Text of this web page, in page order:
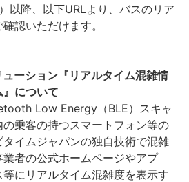
以降、以下URLより、バスのリア
認いただけます。
ーション『リアルタイム混雑情
について
Low Energy（BLE）スキャ
乗客の持つスマートフォン等の
イムジャパンの独自技術で混雑
者の公式ホームページやアプ
にリアルタイム混雑度を表示す